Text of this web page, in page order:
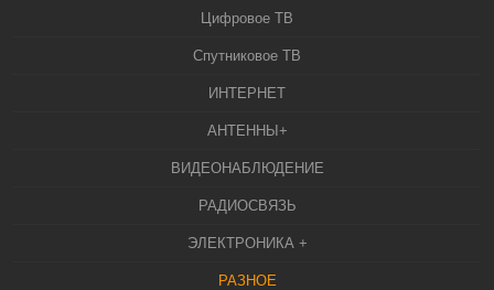
Цифровое ТВ
Спутниковое ТВ
ИНТЕРНЕТ
АНТЕННЫ+
ВИДЕОНАБЛЮДЕНИЕ
РАДИОСВЯЗЬ
ЭЛЕКТРОНИКА +
РАЗНОЕ